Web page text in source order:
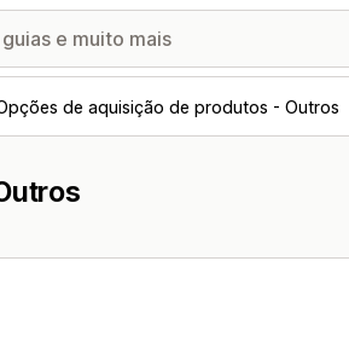
de aquisição de produtos - Outros